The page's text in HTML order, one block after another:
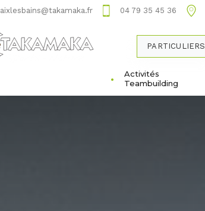
aixlesbains@takamaka.fr 04 79 35 45 36
PARTICULIERS
Activités
Teambuilding